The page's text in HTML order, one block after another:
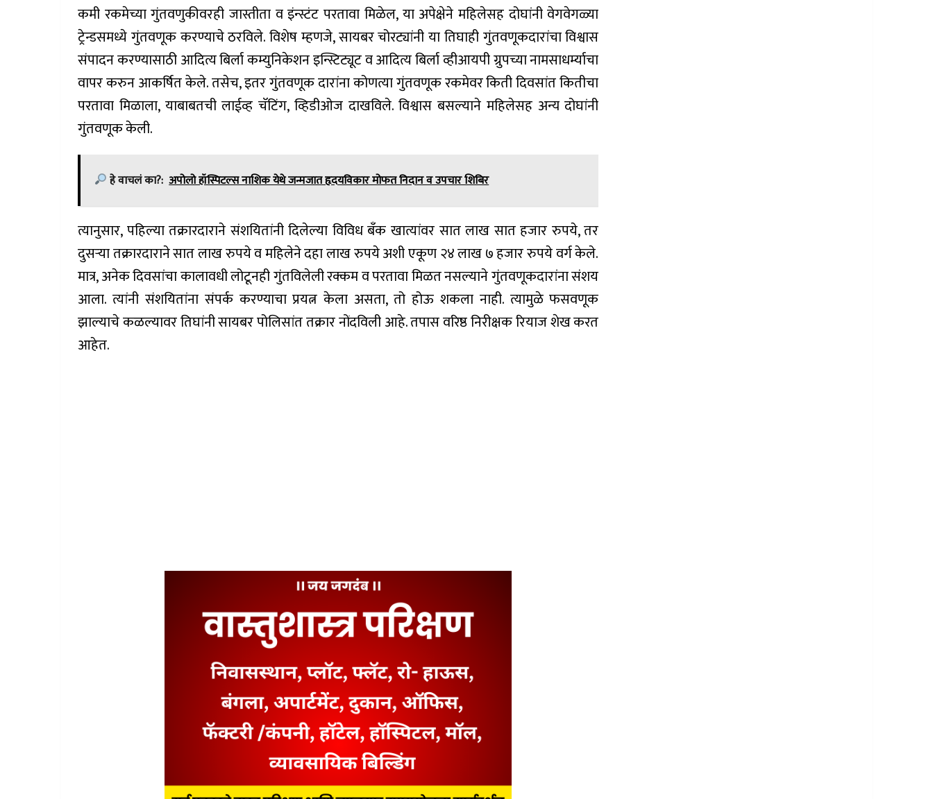
कमी रकमेच्या गुंतवणुकीवरही जास्तीता व इंन्स्टंट परतावा मिळेल, या अपेक्षेने महिलेसह दोघांनी वेगवेगळ्या
ट्रेन्डसमध्ये गुंतवणूक करण्याचे ठरविले. विशेष म्हणजे, सायबर चोरट्यांनी या तिघाही गुंतवणूकदारांचा विश्वास
संपादन करण्यासाठी आदित्य बिर्ला कम्युनिकेशन इन्स्टिट्यूट व आदित्य बिर्ला व्हीआयपी ग्रुपच्या नामसाधर्म्याचा
वापर करुन आकर्षित केले. तसेच, इतर गुंतवणूक दारांना कोणत्या गुंतवणूक रकमेवर किती दिवसांत कितीचा
परतावा मिळाला, याबाबतची लाईव्ह चॅटिंग, व्हिडीओज दाखविले. विश्वास बसल्याने महिलेसह अन्य दोघांनी
गुंतवणूक केली.
हे वाचलं का?: अपोलो हॉस्पिटल्स नाशिक येथे जन्मजात हृदयविकार मोफत निदान व उपचार शिबिर
त्यानुसार, पहिल्या तक्रारदाराने संशयितांनी दिलेल्या विविध बँक खात्यांवर सात लाख सात हजार रुपये, तर
दुसऱ्या तक्रारदाराने सात लाख रुपये व महिलेने दहा लाख रुपये अशी एकूण २४ लाख ७ हजार रुपये वर्ग केले.
मात्र, अनेक दिवसांचा कालावधी लोटूनही गुंतविलेली रक्कम व परतावा मिळत नसल्याने गुंतवणूकदारांना संशय
आला. त्यांनी संशयितांना संपर्क करण्याचा प्रयत्न केला असता, तो होऊ शकला नाही. त्यामुळे फसवणूक
झाल्याचे कळल्यावर तिघांनी सायबर पोलिसांत तक्रार नोंदविली आहे. तपास वरिष्ठ निरीक्षक रियाज शेख करत
आहेत.